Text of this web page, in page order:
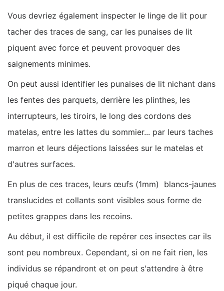
Vous devriez également inspecter le linge de lit pour
tacher des traces de sang, car les punaises de lit
piquent avec force et peuvent provoquer des
saignements minimes.
On peut aussi identifier les punaises de lit nichant dans
les fentes des parquets, derrière les plinthes, les
interrupteurs, les tiroirs, le long des cordons des
matelas, entre les lattes du sommier... par leurs taches
marron et leurs déjections laissées sur le matelas et
d'autres surfaces.
En plus de ces traces, leurs œufs (1mm) blancs-jaunes
translucides et collants sont visibles sous forme de
petites grappes dans les recoins.
Au début, il est difficile de repérer ces insectes car ils
sont peu nombreux. Cependant, si on ne fait rien, les
individus se répandront et on peut s'attendre à être
piqué chaque jour.